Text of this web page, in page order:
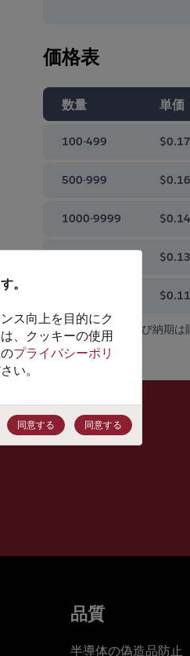
価格表
数量 単価
100-499
500-999
1000-9999
価格、在庫状況および納期
。
ス向上を目的にク
、クッキーの使用
プライバシーポリ
い。
同意する 同意する
品質
半導体の偽造品防止